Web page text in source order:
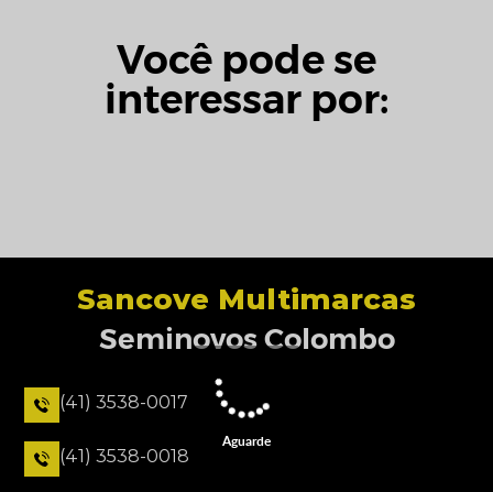
Você pode se
interessar por:
Sancove Multimarcas
Seminovos Colombo
(41) 3538-0017
(41) 3538-0018
Aguarde